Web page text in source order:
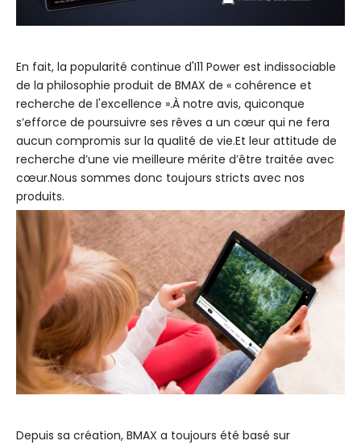
En fait, la popularité continue d'I11 Power est indissociable
de la philosophie produit de BMAX de « cohérence et
recherche de l'excellence ».À notre avis, quiconque
s’efforce de poursuivre ses rêves a un cœur qui ne fera
aucun compromis sur la qualité de vie.Et leur attitude de
recherche d’une vie meilleure mérite d’être traitée avec
cœur.Nous sommes donc toujours stricts avec nos
produits.
Depuis sa création, BMAX a toujours été basé sur